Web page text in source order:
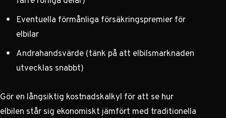
Eventuella förmånliga försäkringspremier för
elbilar
Andrahandsvärde (tänk på att elbilsmarknaden
utvecklas snabbt)
Gör en långsiktig kostnadskalkyl för att se hur
elbilen står sig ekonomiskt jämfört med traditionella